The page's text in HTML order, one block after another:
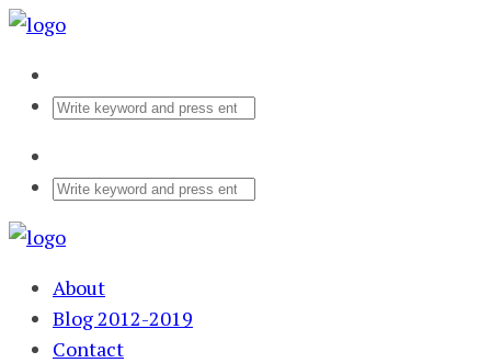
About
Blog 2012-2019
Contact